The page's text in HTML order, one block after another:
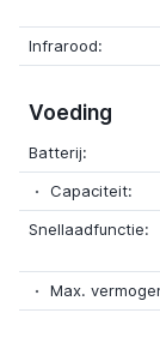
Infrarood:
Voeding
Batterij:
Capaciteit:
Snellaadfunctie:
Max.